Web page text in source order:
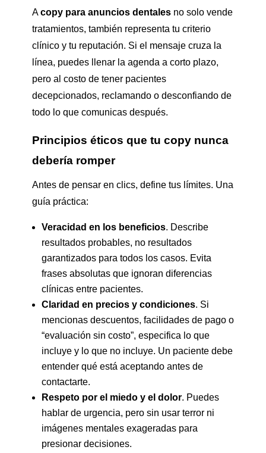
Acopy para anuncios dentalesno solo vende
tratamientos, también representa tu criterio
clínico y tu reputación. Si el mensaje cruza la
línea, puedes llenar la agenda a corto plazo,
pero al costo de tener pacientes
decepcionados, reclamando o desconfiando de
todo lo que comunicas después.
Principios éticos que tu copy nunca
debería romper
Antes de pensar en clics, define tus límites. Una
guía práctica:
Veracidad en los beneficios. Describe
resultados probables, no resultados
garantizados para todos los casos. Evita
frases absolutas que ignoran diferencias
clínicas entre pacientes.
Claridad en precios y condiciones. Si
mencionas descuentos, facilidades de pago o
“evaluación sin costo”, especifica lo que
incluye y lo que no incluye. Un paciente debe
entender qué está aceptando antes de
contactarte.
Respeto por el miedo y el dolor. Puedes
hablar de urgencia, pero sin usar terror ni
imágenes mentales exageradas para
presionar decisiones.